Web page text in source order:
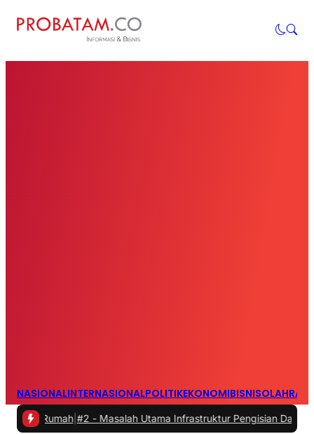
NASIONALINTERNASIONALPOLITIKEKONOMIBISNIS
#2 - Masalah Utama Infrastruktur Pengisian Daya untuk Mobil